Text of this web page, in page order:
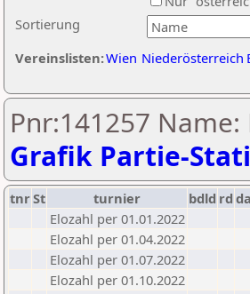
Sortierung
Vereinslisten:Wien Niederösterreich
Pnr:141257
Grafik Partie-
tnrSt turnier bdld rd
Elozahl per 01.01.2022
Elozahl per 01.04.2022
Elozahl per 01.07.2022
Elozahl per 01.10.2022